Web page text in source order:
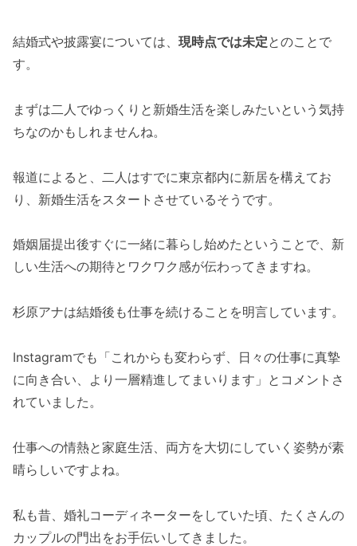
結婚式や披露宴については、 現時点では未定とのことで
す。
まずは二人でゆっくりと新婚生活を楽しみたいという気持
ちなのかもしれませんね。
報道によると、二人はすでに東京都内に新居を構えてお
り、新婚生活をスタートさせているそうです。
婚姻届提出後すぐに一緒に暮らし始めたということで、新
しい生活への期待とワクワク感が伝わってきますね。
杉原アナは結婚後も仕事を続けることを明言しています。
Instagramでも「これからも変わらず、日々の仕事に真摯
に向き合い、より一層精進してまいります」とコメントさ
れていました。
仕事への情熱と家庭生活、両方を大切にしていく姿勢が素
晴らしいですよね。
私も昔、婚礼コーディネーターをしていた頃、たくさんの
カップルの門出をお手伝いしてきました。